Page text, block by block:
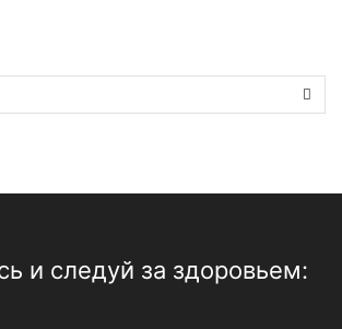
и следуй за здоровьем: